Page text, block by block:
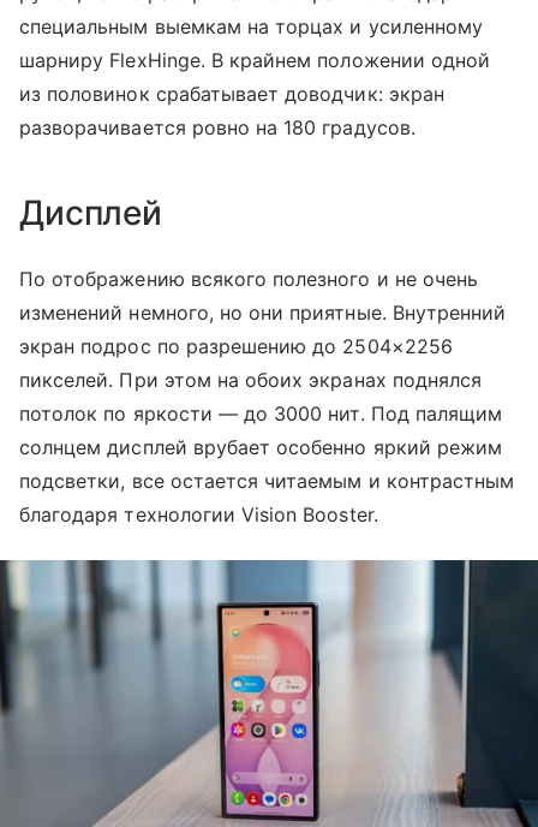
специальным выемкам на торцах и усиленному
шарниру FlexHinge. В крайнем положении одной
из половинок срабатывает доводчик: экран
разворачивается ровно на 180 градусов.
Дисплей
По отображению всякого полезного и не очень
изменений немного, но они приятные. Внутренний
экран подрос по разрешению до 2504×2256
пикселей. При этом на обоих экранах поднялся
потолок по яркости — до 3000 нит. Под палящим
солнцем дисплей врубает особенно яркий режим
подсветки, все остается читаемым и контрастным
благодаря технологии Vision Booster.